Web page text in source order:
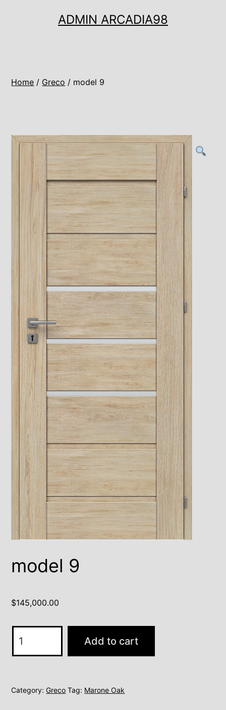
ADMIN ARCADIA98
Home / Greco / model 9
model 9
$145,000.00
Add to cart
Category:Greco Tag: Marone Oak